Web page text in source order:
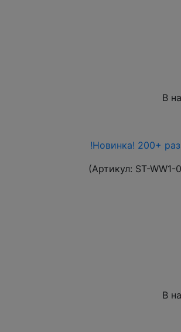
В
!Новинка! 200+
(Артикул: ST-
В